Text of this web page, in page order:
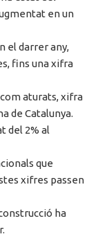
en un
el darrer any,
fins una xifra
aturats, xifra
de Catalunya.
del 2% al
que
xifres passen
ha